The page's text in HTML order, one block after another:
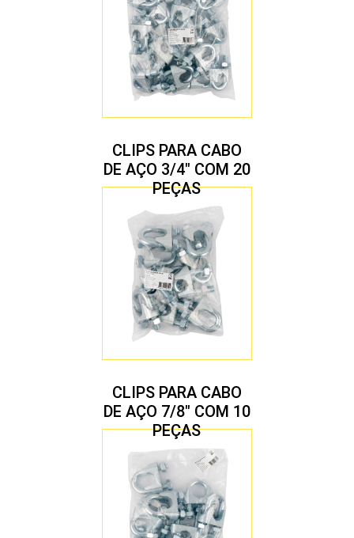
CLIPS PARA CABO
DE AÇO 3/4″ COM 20
PEÇAS
CLIPS PARA CABO
DE AÇO 7/8″ COM 10
PEÇAS